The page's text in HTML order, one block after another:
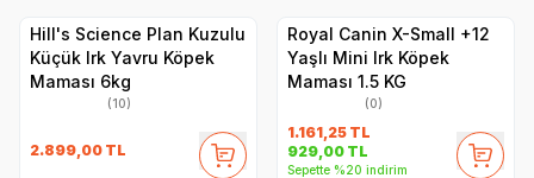
Hill's Science Plan Kuzulu
Küçük Irk Yavru Köpek
Maması 6kg
(10)
2.899,00 TL
Royal Canin X-Small +12
Yaşlı Mini Irk Köpek
Maması 1.5 KG
(0)
1.161,25 TL
929,00 TL
Sepette %20 indirim